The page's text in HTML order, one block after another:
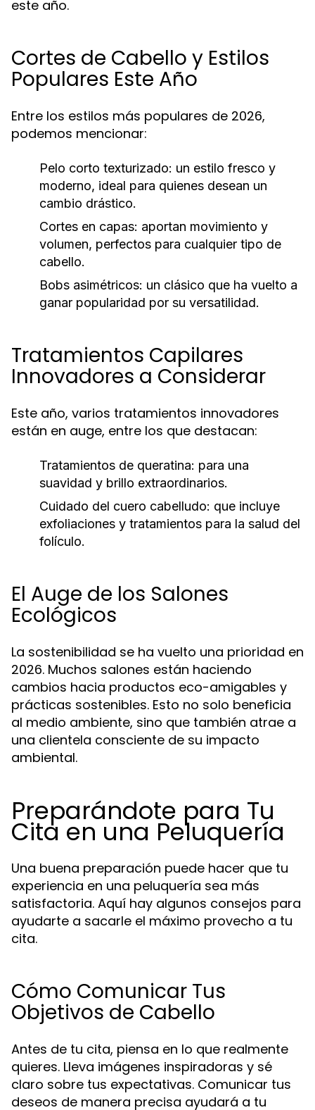
este año.
Cortes de Cabello y Estilos
Populares Este Año
Entre los estilos más populares de 2026,
podemos mencionar:
Pelo corto texturizado: un estilo fresco y
moderno, ideal para quienes desean un
cambio drástico.
Cortes en capas: aportan movimiento y
volumen, perfectos para cualquier tipo de
cabello.
Bobs asimétricos: un clásico que ha vuelto a
ganar popularidad por su versatilidad.
Tratamientos Capilares
Innovadores a Considerar
Este año, varios tratamientos innovadores
están en auge, entre los que destacan:
Tratamientos de queratina: para una
suavidad y brillo extraordinarios.
Cuidado del cuero cabelludo: que incluye
exfoliaciones y tratamientos para la salud del
folículo.
El Auge de los Salones
Ecológicos
La sostenibilidad se ha vuelto una prioridad en
2026. Muchos salones están haciendo
cambios hacia productos eco-amigables y
prácticas sostenibles. Esto no solo beneficia
al medio ambiente, sino que también atrae a
una clientela consciente de su impacto
ambiental.
Preparándote para Tu
Cita en una Peluquería
Una buena preparación puede hacer que tu
experiencia en una peluquería sea más
satisfactoria. Aquí hay algunos consejos para
ayudarte a sacarle el máximo provecho a tu
cita.
Cómo Comunicar Tus
Objetivos de Cabello
Antes de tu cita, piensa en lo que realmente
quieres. Lleva imágenes inspiradoras y sé
claro sobre tus expectativas. Comunicar tus
deseos de manera precisa ayudará a tu